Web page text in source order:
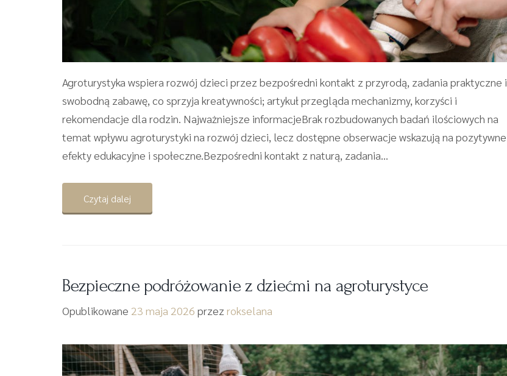
Agroturystyka wspiera rozwój dzieci przez bezpośredni kontakt z przyrodą, zadania praktyczne i
swobodną zabawę, co sprzyja kreatywności; artykuł przegląda mechanizmy, korzyści i
rekomendacje dla rodzin. Najważniejsze informacjeBrak rozbudowanych badań ilościowych na
temat wpływu agroturystyki na rozwój dzieci, lecz dostępne obserwacje wskazują na pozytywne
efekty edukacyjne i społeczne.Bezpośredni kontakt z naturą, zadania...
Czytaj dalej
Bezpieczne podróżowanie z dziećmi na agroturystyce
Opublikowane 23 maja 2026 przez rokselana